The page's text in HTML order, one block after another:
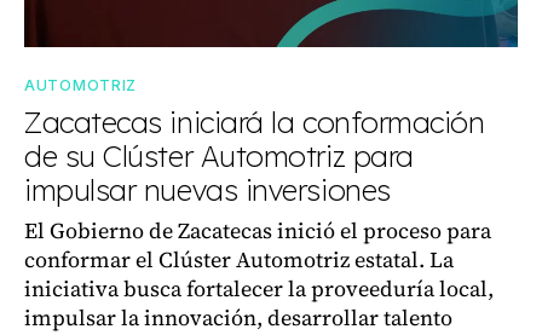
AUTOMOTRIZ
Zacatecas iniciará la conformación
de su Clúster Automotriz para
impulsar nuevas inversiones
El Gobierno de Zacatecas inició el proceso para
conformar el Clúster Automotriz estatal. La
iniciativa busca fortalecer la proveeduría local,
impulsar la innovación, desarrollar talento